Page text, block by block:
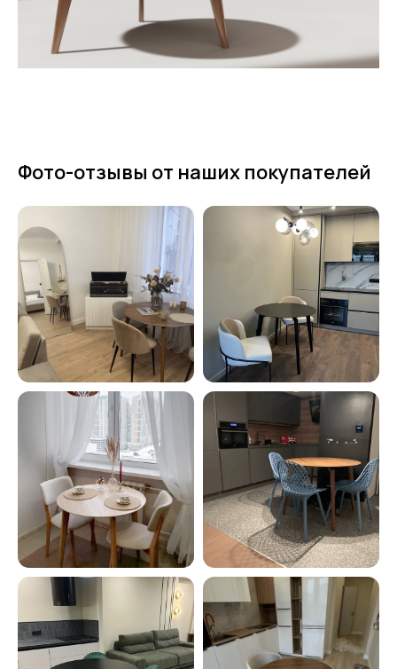
Фото-отзывы от наших покупателей